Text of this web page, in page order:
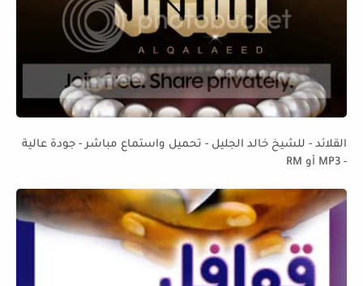
القلائد - للشيخ خالد الجليل - تحميل واستماع مباشر - جودة عالية
- MP3 أو RM